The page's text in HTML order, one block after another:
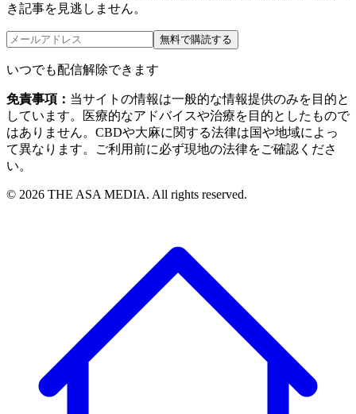
き記事を見逃しません。
無料で購読する
いつでも配信解除できます
免責事項： 当サイトの情報は一般的な情報提供のみを目的と
しています。医療的なアドバイスや治療を目的としたもので
はありません。CBDや大麻に関する法律は国や地域によっ
て異なります。ご利用前に必ず現地の法律をご確認くださ
い。
© 2026 THE ASA MEDIA. All rights reserved.